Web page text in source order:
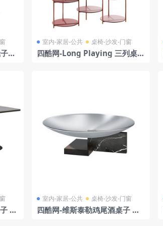
家
室内-家居-公共 桌椅-沙发-门窗
四酷网-Long Playing 三列桌子
模
室内-家居-公共 桌椅-沙发-门窗
四酷网-维斯泰勒鸡尾酒桌子 办